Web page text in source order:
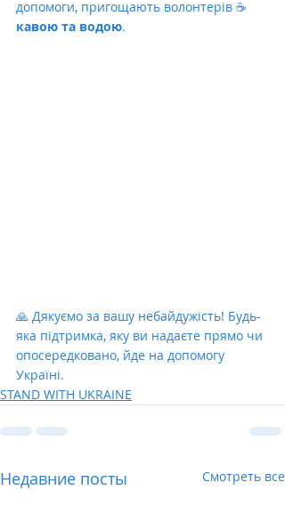
допомоги, пригощають волонтерів ☕
кавою та водою.
🙏 Дякуємо за вашу небайдужість! Будь-
яка підтримка, яку ви надаєте прямо чи
опосередковано, йде на допомогу
Україні.
STAND WITH UKRAINE
Недавние посты Смотреть все